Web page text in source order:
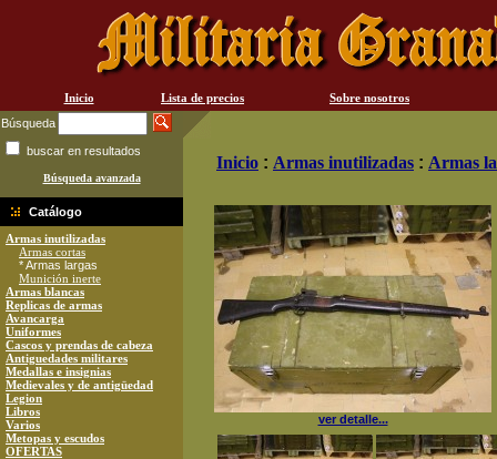
Inicio Lista de precios
Sobre nosotros
Búsqueda
buscar en resultados
Búsqueda avanzada
Catálogo
Armas inutilizadas
Armas cortas
* Armas largas
Munición inerte
Armas blancas
Replicas de armas
Avancarga
Uniformes
Cascos y prendas de cabeza
Antiguedades militares
Medallas e insignias
Medievales y de antigüedad
Legion
Libros
Varios
Metopas y escudos
OFERTAS
Inicio : Armas inutilizadas : Armas
ver detalle...